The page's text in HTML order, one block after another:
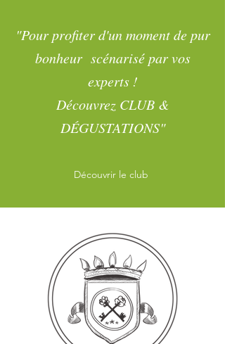
"Pour profiter d'un moment de pur
bonheur scénarisé par vos
experts !
Découvrez CLUB &
DÉGUSTATIONS"
Découvrir le club